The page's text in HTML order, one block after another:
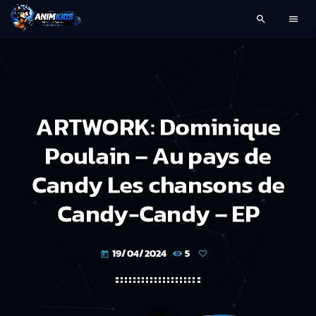
search menu
ARTWORK: Dominique
Poulain – Au pays de
Candy Les chansons de
Candy-Candy – EP
today 19/04/2024 5